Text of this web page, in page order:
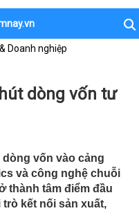
Doanh nghiệp
dòng vốn tư
vốn vào cảng
và công nghệ chuỗi
thành tâm điểm đầu
kết nối sản xuất,